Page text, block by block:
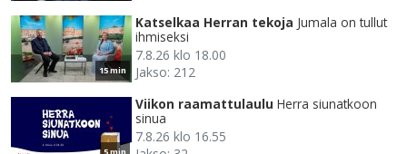
15 min
Katselkaa Herran tekoja Jumala on tullut
ihmiseksi
7.8.26 klo 18.00
Jakso: 212
Viikon raamattulaulu Herra siunatkoon
sinua
7.8.26 klo 16.55